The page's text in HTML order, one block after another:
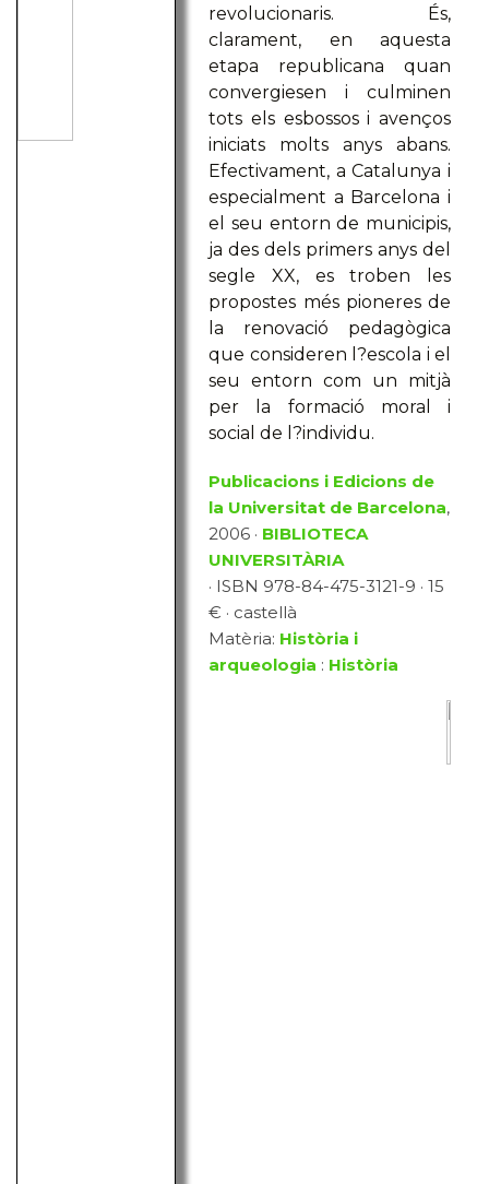
revolucionaris. És,
clarament, en aquesta
etapa republicana quan
convergiesen i culminen
tots els esbossos i avenços
iniciats molts anys abans.
Efectivament, a Catalunya i
especialment a Barcelona i
el seu entorn de municipis,
ja des dels primers anys del
segle XX, es troben les
propostes més pioneres de
la renovació pedagògica
que consideren l?escola i el
seu entorn com un mitjà
per la formació moral i
social de l?individu.
Publicacions i Edicions de
la Universitat de Barcelona,
2006 · BIBLIOTECA
UNIVERSITÀRIA
· ISBN 978-84-475-3121-9 · 15
€ · castellà
Matèria: Història i
arqueologia : Història